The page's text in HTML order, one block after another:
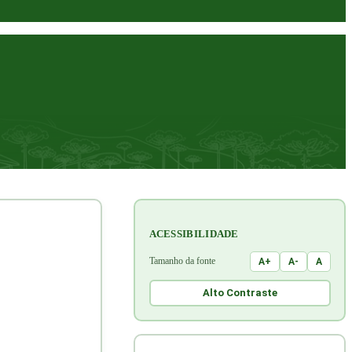
ACESSIBILIDADE
Tamanho da fonte A+ A- A
Alto Contraste